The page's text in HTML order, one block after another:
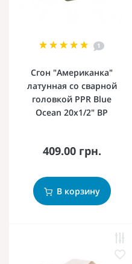
1
Сгон "Американка"
латунная со сварной
головкой PPR Blue
Ocean 20х1/2" ВР
409.00 грн.
В корзину